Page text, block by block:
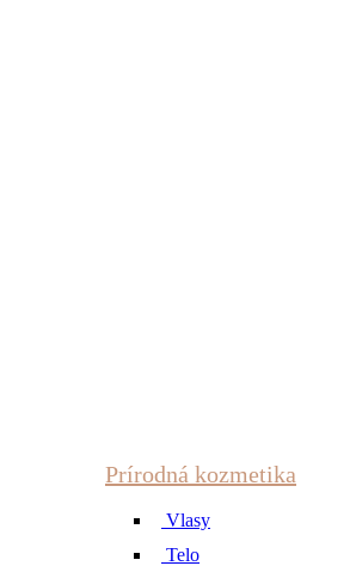
Prírodná kozmetika
Vlasy
Telo